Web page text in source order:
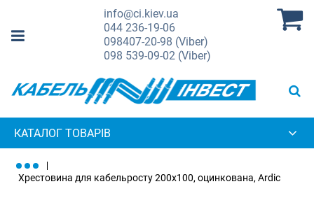
info@ci.kiev.ua
044236-19-06
098407-20-98 (Viber)
098 539-09-02 (Viber)
КАТАЛОГ ТОВАРІВ
Хрестовина для кабельросту 200х100, оцинкована, Ardic